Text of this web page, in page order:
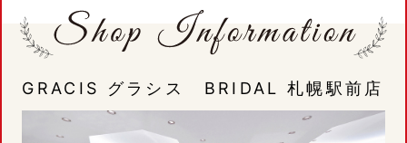
GRACIS グラシス BRIDAL 札幌駅前店